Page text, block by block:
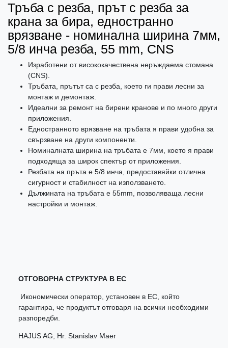
Тръба с резба, прът с резба за
крана за бира, едностранно
врязване - номинална ширина 7мм,
5/8 инча резба, 55 mm, CNS
Изработени от висококачествена неръждаема стомана
(CNS).
Тръбата, прътът са с резба, което ги прави лесни за
монтаж и демонтаж.
Идеални за ремонт на бирени кранове и по много други
приложения.
Едностранното врязване на тръбата я прави удобна за
свързване на други компоненти.
Номиналната ширина на тръбата е 7мм, което я прави
подходяща за широк спектър от приложения.
Резбата на пръта е 5/8 инча, предоставяйки отлична
сигурност и стабилност на използването.
Дължината на тръбата е 55mm, позволяваща лесни
настройки и монтаж.
ОТГОВОРНА СТРУКТУРА В ЕС
Икономически оператор, установен в ЕС, който
гарантира, че продуктът отговаря на всички необходими
разпоредби.
HAJUS AG; Hr. Stanislav Maer